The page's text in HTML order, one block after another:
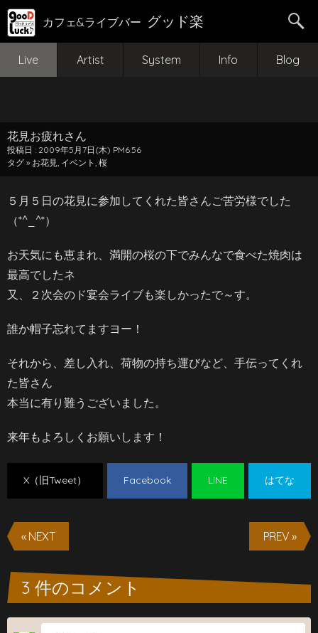
カフェ&ライブバー グッド楽
Live Artist System Info Blog
花見お疲れさん
投稿日 : 2009年5月7日(木) PM6:56
タグ » お花見, イベント , 桜
５月５日の花見に参加してくれた皆さんご苦労様でした
（*^_^*）
お天気にも恵まれ、満開の桜の下でみんなで食べた焼肉は
最高でしたネ
又、２次会のド宴会ライブも楽しかったで～す。
誰か帽子忘れてますヨー！
それから、差し入れ、荷物の持ち運びなど、手伝ってくれ
た皆さん
本当に有り難うございました。
来年もよろしくお願いします！
X（旧Tweet） Facebook LINE はてな
« NEXT PREV »
3 件のコメント